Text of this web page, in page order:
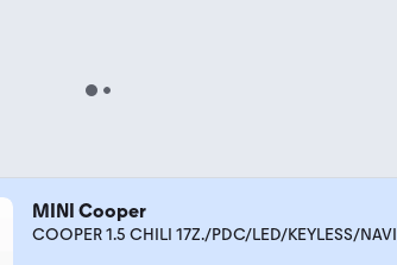
MINI Cooper
COOPER 1.5 CHILI 17Z./PDC/LED/KEYLESS/NAVI